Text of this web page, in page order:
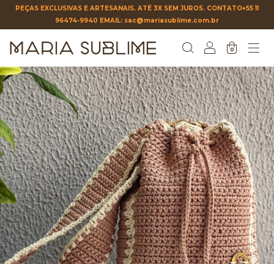
PEÇAS EXCLUSIVAS E ARTESANAIS. ATÉ 3X SEM JUROS. CONTATO+55 11
96474-9940 EMAIL: sac@mariasublime.com.br
0